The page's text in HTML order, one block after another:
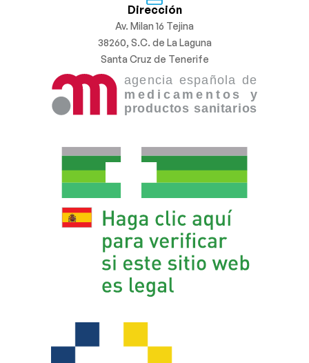
Dirección
Av. Milan 16 Tejina
38260, S.C. de La Laguna
Santa Cruz de Tenerife